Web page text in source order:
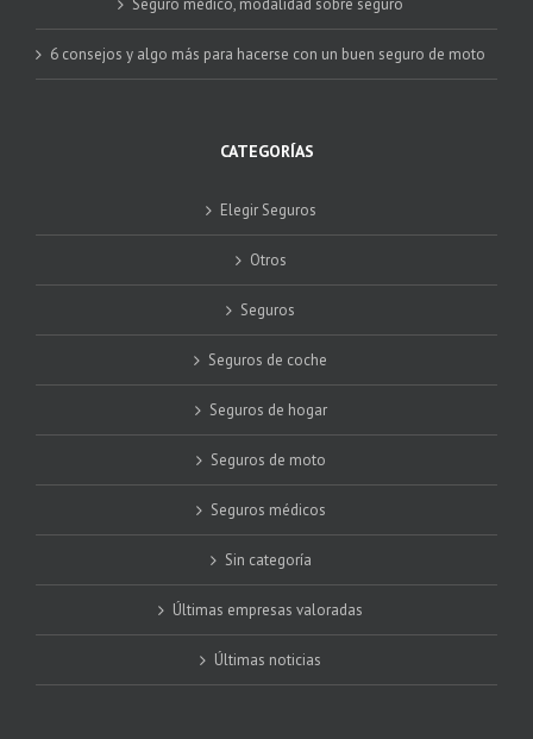
Seguro médico, modalidad sobre seguro
6 consejos y algo más para hacerse con un buen seguro de moto
CATEGORÍAS
Elegir Seguros
Otros
Seguros
Seguros de coche
Seguros de hogar
Seguros de moto
Seguros médicos
Sin categoría
Últimas empresas valoradas
Últimas noticias